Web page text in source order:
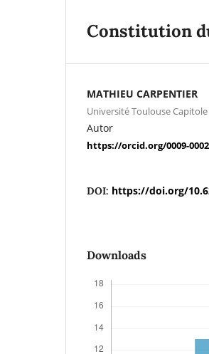
Constitution
MATHIEU CARPENTIER
Université Toulouse Capitole
Autor
https://orcid.org/0009-
DOI: https://doi.org/
Downloads